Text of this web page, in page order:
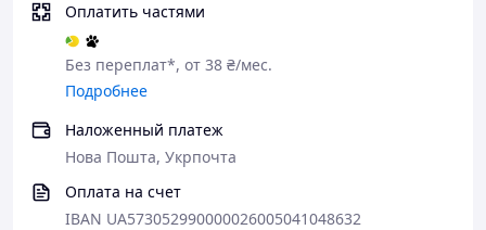
Оплатить частями
Без переплат*, от 38 ₴/мес.
Подробнее
Наложенный платеж
Нова Пошта, Укрпочта
Оплата на счет
IBAN UA573052990000026005041048632